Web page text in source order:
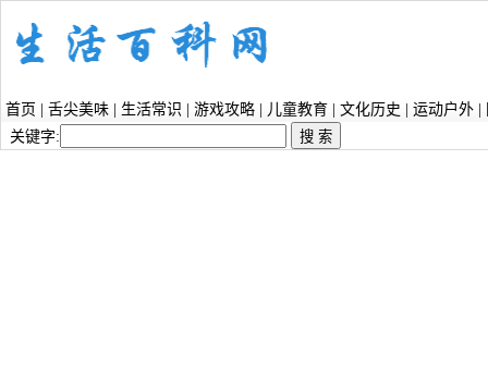
首页 舌尖美味 生活常识 游戏攻略 儿童教育 文化历史 运动户外
关键字: